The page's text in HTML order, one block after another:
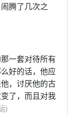
腾了几次之
一套对待所有
好的话，他应
，讨厌他的古
了，而且对我
)